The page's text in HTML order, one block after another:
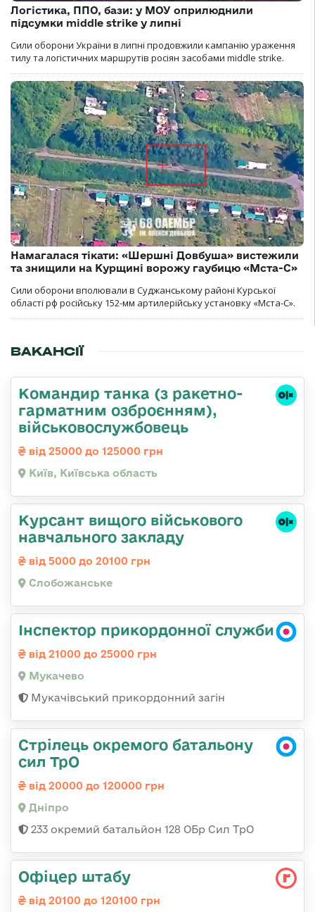
Логістика, ППО, бази: у МОУ оприлюднили
підсумки middle strike у липні
Сили оборони України в липні продовжили кампанію ураження
тилу та логістичних маршрутів росіян засобами middle strike.
Намагалася тікати: «Шершні Довбуша» вистежили
та знищили на Курщині ворожу гаубицю «Мста-С»
Сили оборони вполювали в Суджанському районі Курської
області рф російську 152-мм артилерійську установку «Мста-С».
ВАКАНСІЇ
Командиp танка (з pакетно-
гарматним озброєнням),
військовослужбовець
від 25000 до 125000 грн
Київ, Київська область
Курсант вищого військового
навчального закладу
від 5000 до 20100 грн
Слобожанське
Інспектор прикордонної служби
від 21000 до 25000 грн
Мукачево
Мукачівський прикордонний загін
Стрілець окремого батальону
сил ТрО
від 20000 до 120000 грн
Дніпро
233 окремий батальйон 128 ОБр Сил ТрО
Офіцер штабу
від 20100 до 120100 грн